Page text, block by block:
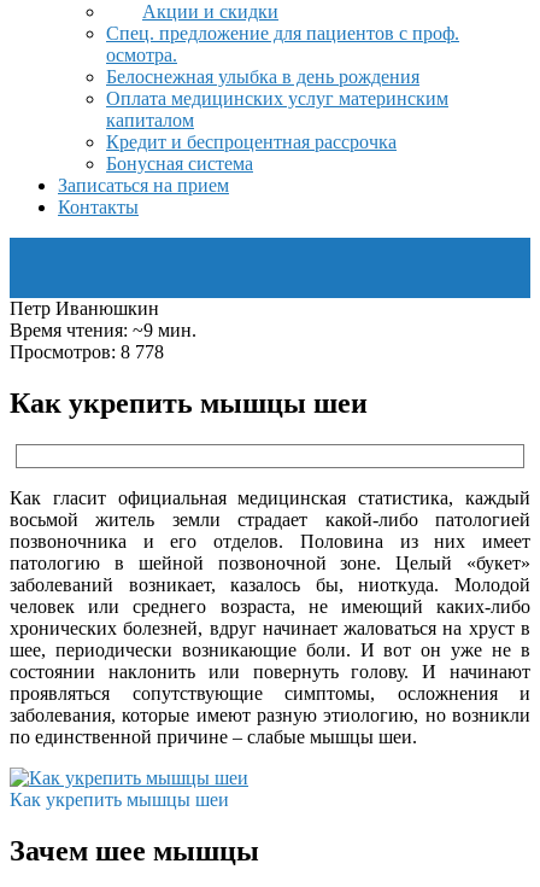
Акции и скидки
Спец. предложение для пациентов с проф.
осмотра.
Белоснежная улыбка в день рождения
Оплата медицинских услуг материнским
капиталом
Кредит и беспроцентная рассрочка
Бонусная система
Записаться на прием
Контакты
Петр Иванюшкин
Время чтения: ~9 мин.
Просмотров: 8 778
Как укрепить мышцы шеи
Как гласит официальная медицинская статистика, каждый
восьмой житель земли страдает какой-либо патологией
позвоночника и его отделов. Половина из них имеет
патологию в шейной позвоночной зоне. Целый «букет»
заболеваний возникает, казалось бы, ниоткуда. Молодой
человек или среднего возраста, не имеющий каких-либо
хронических болезней, вдруг начинает жаловаться на хруст в
шее, периодически возникающие боли. И вот он уже не в
состоянии наклонить или повернуть голову. И начинают
проявляться сопутствующие симптомы, осложнения и
заболевания, которые имеют разную этиологию, но возникли
по единственной причине – слабые мышцы шеи.
Как укрепить мышцы шеи
Зачем шее мышцы